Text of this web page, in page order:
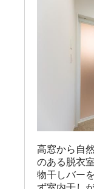
高窓から自
のある脱衣室
物干しバー